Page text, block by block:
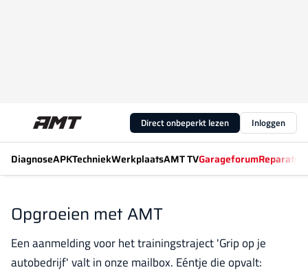
Direct onbeperkt lezen Inloggen
DiagnoseAPKTechniekWerkplaatsAMT TVGarageforum
Opgroeien met AMT
Een aanmelding voor het trainingstraject 'Grip op je
autobedrijf' valt in onze mailbox. Eéntje die opvalt: